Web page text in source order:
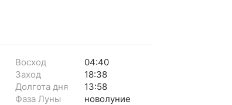
Восход
04:40
Заход
18:38
Долгота дня
13:58
Фаза Луны
новолуние